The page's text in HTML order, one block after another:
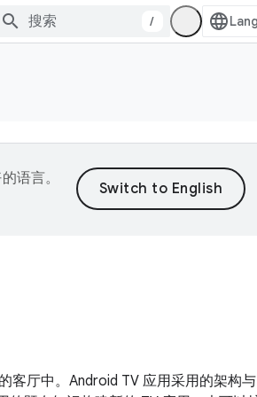
/
语言。
客厅中。Android TV 应用采用的架构与